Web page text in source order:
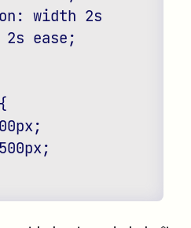
ease;